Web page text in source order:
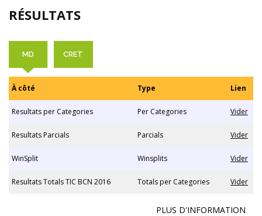
RÉSULTATS
MD CRET
À côté Type Lien
Resultats per Categories Per Categories Vider
Resultats Parcials Parcials Vider
WinSplit Winsplits Vider
Resultats Totals TIC BCN 2016 Totals per Categories Vider
PLUS D'INFORMATION